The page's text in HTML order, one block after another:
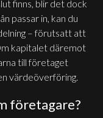
finns, blir det dock
passar in, kan du
– förutsatt att
kapitalet däremot
till företaget
värdeöverföring.
företagare?